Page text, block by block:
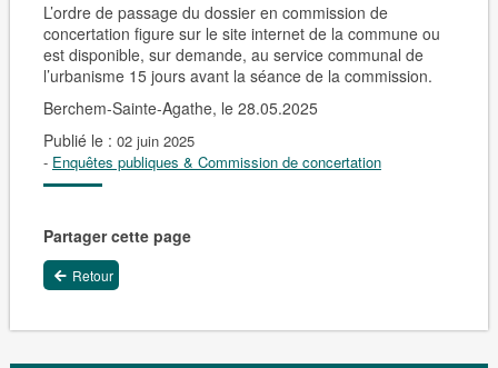
L’ordre de passage du dossier en commission de
concertation figure sur le site internet de la commune ou
est disponible, sur demande, au service communal de
l’urbanisme 15 jours avant la séance de la commission.
Berchem-Sainte-Agathe, le 28.05.2025
Publié le : 02 juin 2025
- Enquêtes publiques & Commission de concertation
Partager cette page
Retour